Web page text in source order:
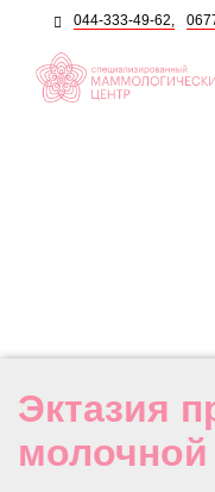
044-333-49-62,
Эктазия